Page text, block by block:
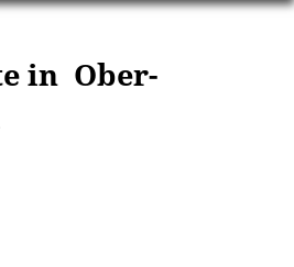
in Ober-